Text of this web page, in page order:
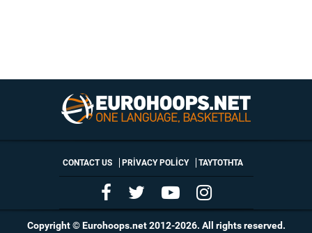
CONTACT US PRIVACY POLICY ΤΑΥΤΟΤΗΤΑ
Copyright © Eurohoops.net 2012-2026. All rights reserved.